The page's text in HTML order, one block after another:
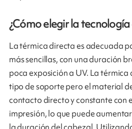
¿Cómo elegir la
La térmica directa es adecuada
más sencillas, con una duración
poca exposición a UV. La
tipo de soporte pero el material
contacto directo y constante con
impresión, lo que puede
la duración del cabezal.